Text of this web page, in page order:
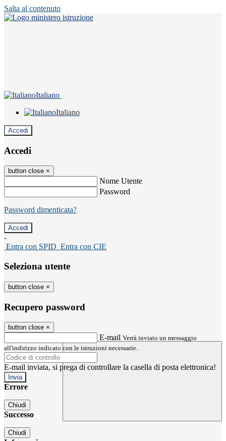
Salta al contenuto
Italiano
Italiano
Accedi
Accedi
button close ×
Nome Utente
Password
Password dimenticata?
-
Entra con SPID Entra con CIE
Seleziona utente
button close ×
Recupero password
button close ×
E-mail Verrà inviato un messaggio
all'indirizzo indicato con le istruzioni necessarie.
E-mail inviata, si prega di controllare la casella di posta elettronica!
Errore
Chiudi
Successo
Chiudi